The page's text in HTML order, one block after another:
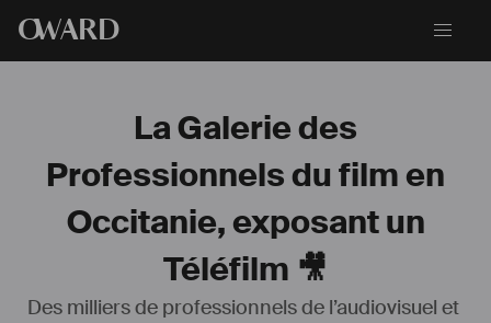
OWARD
La Galerie des
Professionnels du film en
Occitanie, exposant un
Téléfilm 🎥
Des milliers de professionnels de l’audiovisuel et